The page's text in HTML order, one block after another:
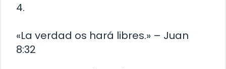
4.
«La verdad os hará libres.» – Juan
8:32